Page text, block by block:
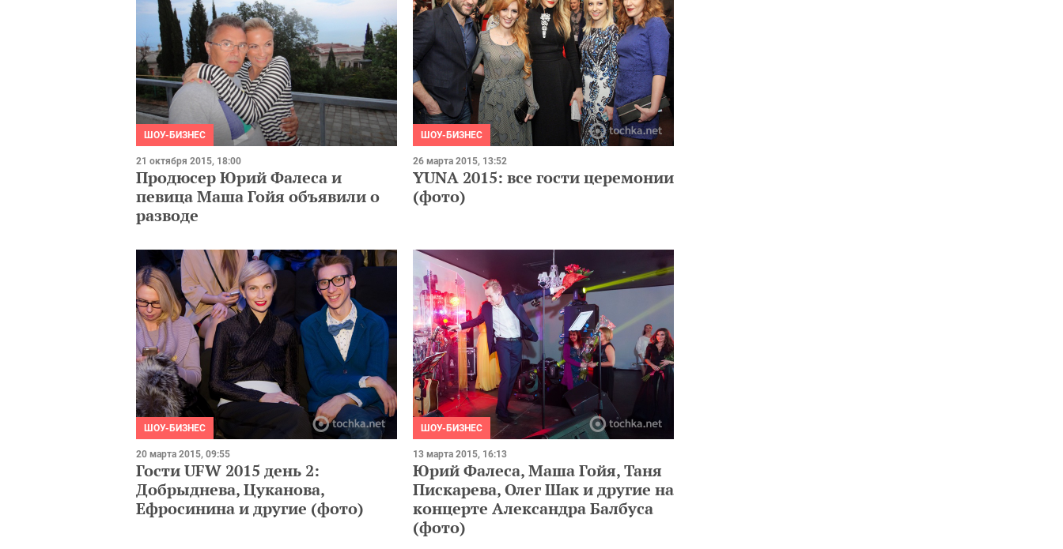
ШОУ-БИЗНЕС
21 октября 2015, 18:00
Продюсер Юрий Фалеса и
певица Маша Гойя объявили о
разводе
ШОУ-БИЗНЕС
26 марта 2015, 13:52
YUNA 2015: все гости церемонии
(фото)
ШОУ-БИЗНЕС
20 марта 2015, 09:55
Гости UFW 2015 день 2:
Добрыднева, Цуканова,
Ефросинина и другие (фото)
ШОУ-БИЗНЕС
13 марта 2015, 16:13
Юрий Фалеса, Маша Гойя, Таня
Пискарева, Олег Шак и другие на
концерте Александра Балбуса
(фото)